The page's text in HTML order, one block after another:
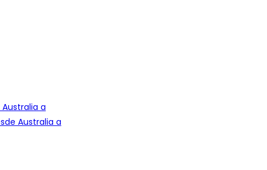
a
Australia a